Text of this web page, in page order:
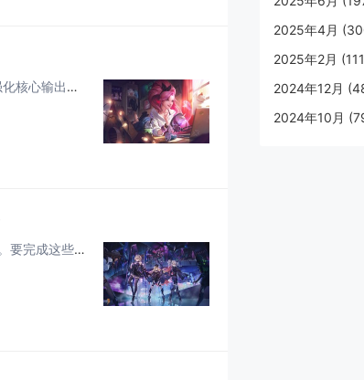
在《长安幻想》中，合理分配技能点对于角色的成长至关重要。优先强化核心输出或控制技能，确保主力技能达到较高等级，以提升战斗力。根据角色定位（如物理输出、法术输出、坦克或辅助）选择性加点，例如物理输出可重点提升攻击和暴击类技能，而坦克则应注重防...
《超进化物语2》中的隐藏成就往往需要玩家深入探索游戏的各个细节。要完成这些成就，首先需熟悉游戏的基本玩法和角色特性。部分成就可能要求特定条件下的胜利，如使用特定角色组合或在限定时间内击败敌人。探索游戏中的所有地图和解锁所有角色也是达成某些成...
2025年4月
2025年2月
2024年12月
2024年10月